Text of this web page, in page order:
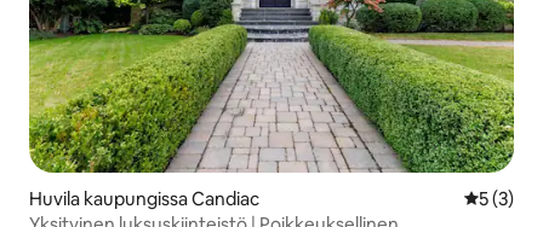
Huvila kaupungissa Candiac
5 (3)